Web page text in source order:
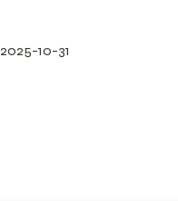
2025-10-31